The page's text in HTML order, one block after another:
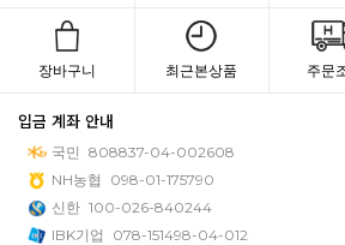
장바구니 최근본상품 주문
입금 계좌 안내
국민 808837-04-002608
NH농협
098-01-175790
신한 100-026-840244
IBK기업
078-151498-04-012